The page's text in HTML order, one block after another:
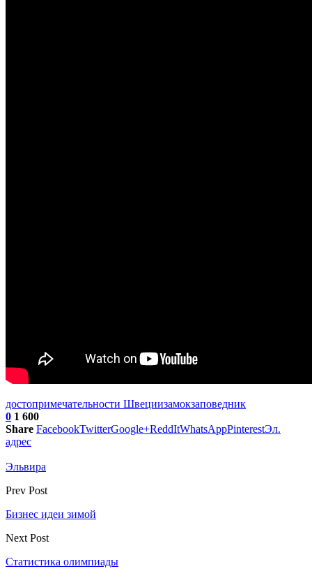
достопримечательности Швециизамокзаповедник
0 1 600
Share FacebookTwitterGoogle+ReddItWhatsAppPinterestЭл.
адрес
Эльвира
Prev Post
Бизнес идеи зимой
Next Post
Статистика олимпиады